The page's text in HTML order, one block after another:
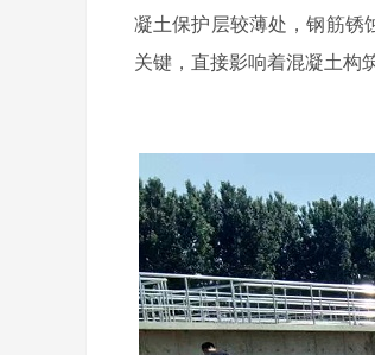
凝土保护层较薄处，钢筋锈
关键，直接影响着混凝土构